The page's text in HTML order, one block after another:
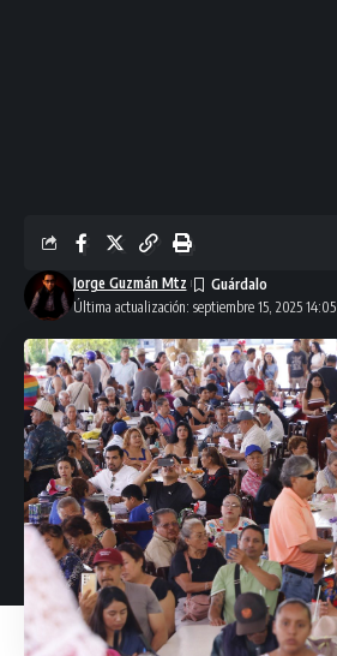
Última actualización: septiembre 15, 2025 14:05
Jorge Guzmán Mtz